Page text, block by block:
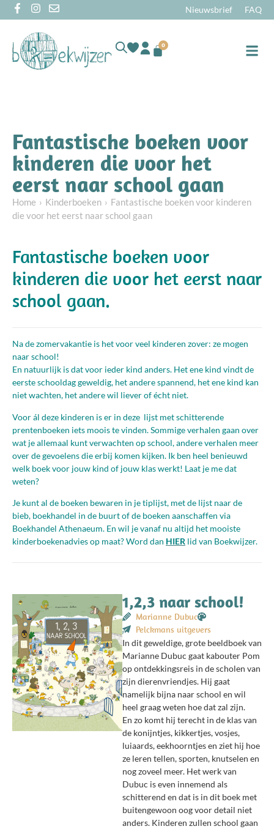
Nieuwsbrief FAQ
0
Fantastische boeken voor
kinderen die voor het
eerst naar school gaan
Home Kinderboeken
Fantastische boeken voor kinderen
die voor het eerst naar school gaan
Fantastische boeken voor
kinderen die voor het eerst naar
school gaan.
Na de zomervakantie is het voor veel kinderen zover: ze mogen
naar school!
En natuurlijk is dat voor ieder kind anders. Het ene kind vindt de
eerste schooldag geweldig, het andere spannend, het ene kind kan
niet wachten, het andere wil liever of écht niet.
Voor ál deze kinderen is er in deze lijst met schitterende
prentenboeken iets moois te vinden. Sommige verhalen gaan over
wat je allemaal kunt verwachten op school, andere verhalen meer
over de gevoelens die erbij komen kijken. Ik ben heel benieuwd
welk boek voor jouw kind of jouw klas werkt! Laat je me dat
weten?
Je kunt al de boeken bewaren in je tiplijst, met de lijst naar de
bieb, boekhandel in de buurt of de boeken aanschaffen via
Boekhandel Athenaeum. En wil je vanaf nu altijd het mooiste
kinderboekenadvies op maat?Word dan HIER lid van Boekwijzer.
1,2,3 naar school!
Marianne Dubuc
Pelckmans uitgevers
In dit geweldige, grote beeldboek van
Marianne Dubuc gaat kabouter Pom
op ontdekkingsreis in de scholen van
zijn dierenvriendjes. Hij gaat
namelijk bijna naar school en wil
heel graag weten hoe dat zal zijn.
En zo komt hij terecht in de klas van
de konijntjes, kikkertjes, vosjes,
luiaards, eekhoorntjes en ziet hij hoe
ze leren tellen, sporten, knutselen en
nog zoveel meer. Het werk van
Dubuc is even innemend als
schitterend en dat is in dit boek met
buitengewoon oog voor detail niet
anders. Kinderen zullen school gaan